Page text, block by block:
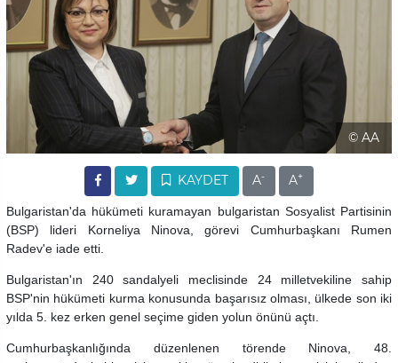
© AA
KAYDET A- A+
Bulgaristan'da hükümeti kuramayan bulgaristan Sosyalist Partisinin
(BSP) lideri Korneliya Ninova, görevi Cumhurbaşkanı Rumen
Radev'e iade etti.
Bulgaristan'ın 240 sandalyeli meclisinde 24 milletvekiline sahip
BSP'nin hükümeti kurma konusunda başarısız olması, ülkede son iki
yılda 5. kez erken genel seçime giden yolun önünü açtı.
Cumhurbaşkanlığında düzenlenen törende Ninova, 48.